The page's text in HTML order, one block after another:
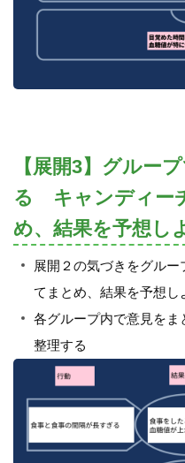
【展開3】グルー
る キャンディー
め、結果を予想し
展開２の気づきをグル
てまとめ、結果を予想し
各グループ内で意見をま
整理する